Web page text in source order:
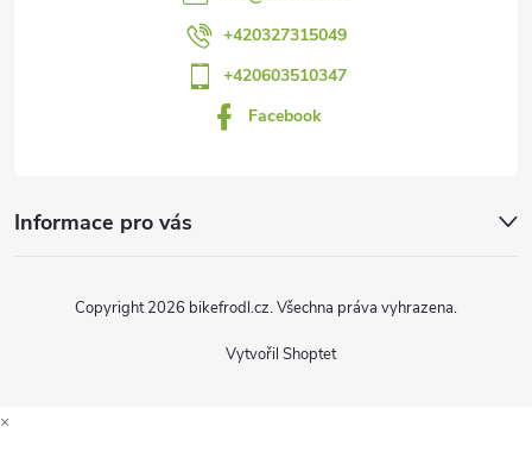
+420327315049
+420603510347
Facebook
Informace pro vás
Vytvořil Shoptet
Copyright 2026 bikefrodl.cz. Všechna práva vyhrazena.
×